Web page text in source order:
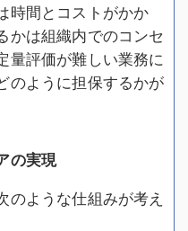
時間とコストがかか
かは組織内でのコンセ
量評価が難しい業務に
のように担保するかが
の実現
のような仕組みが考え